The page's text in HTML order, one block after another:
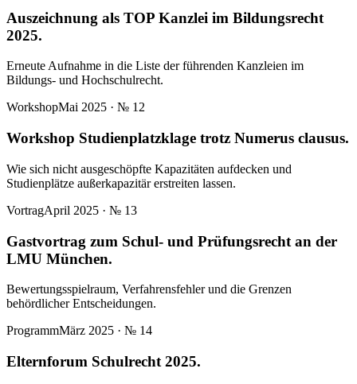
Auszeichnung als TOP Kanzlei im Bildungsrecht
2025.
Erneute Aufnahme in die Liste der führenden Kanzleien im
Bildungs- und Hochschulrecht.
WorkshopMai 2025 · № 12
Workshop Studienplatzklage trotz Numerus clausus.
Wie sich nicht ausgeschöpfte Kapazitäten aufdecken und
Studienplätze außerkapazitär erstreiten lassen.
VortragApril 2025 · № 13
Gastvortrag zum Schul- und Prüfungsrecht an der
LMU München.
Bewertungsspielraum, Verfahrensfehler und die Grenzen
behördlicher Entscheidungen.
ProgrammMärz 2025 · № 14
Elternforum Schulrecht 2025.